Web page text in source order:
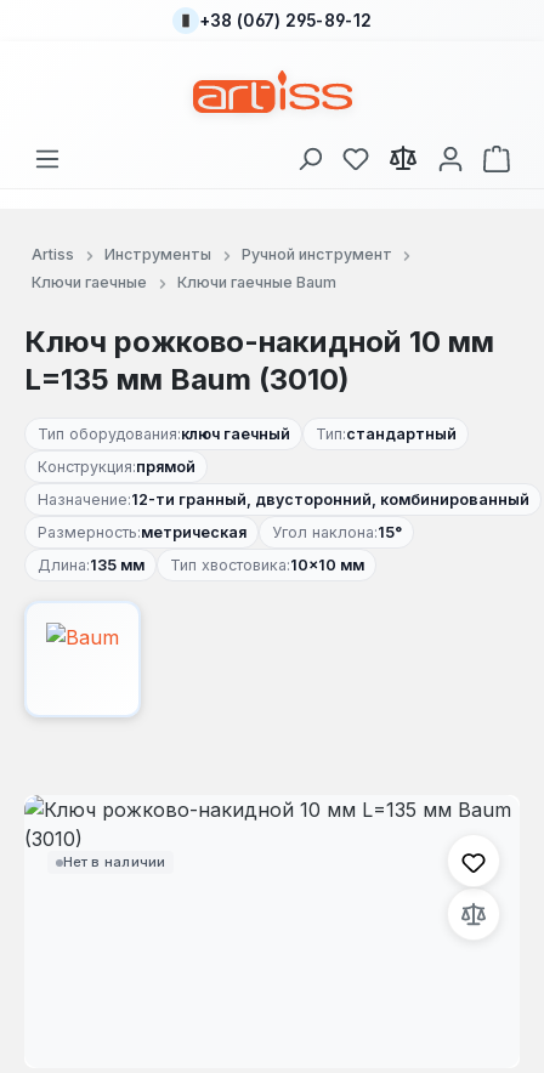
Перейти к основному содержанию
+38 (067) 295-89-12
У вас есть товары
В
Artiss Инструменты
Ручной инструмент
Ключи гаечные
Ключи гаечные Baum
Ключ рожково-накидной 10 мм
L=135 мм Baum (3010)
Тип оборудования:ключ гаечный Тип:стандартный
Конструкция:прямой
Назначение:12-ти гранный, двусторонний, комбинированный
Размерность:метрическая Угол наклона:15°
Длина:135 мм Тип хвостовика:10×10 мм
Нет в наличии
Пропустить галерею изображений